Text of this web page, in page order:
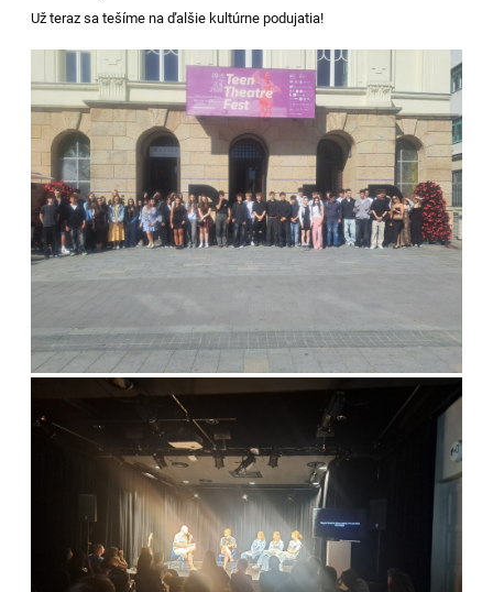
Už teraz sa tešíme na ďalšie kultúrne podujatia!